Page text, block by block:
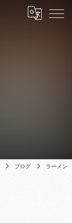
ブログ ラーメン